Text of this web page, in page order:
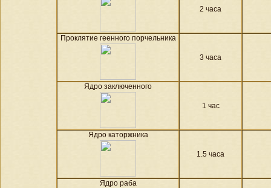
2 часа
Проклятие геенного порчельника
3 часа
Ядро заключенного
1 час
Ядро каторжника
1.5 часа
Ядро раба